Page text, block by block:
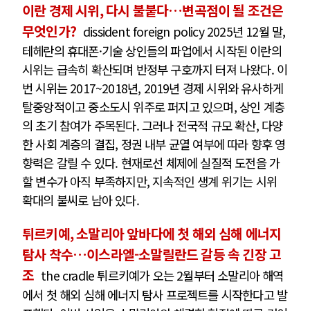
이란 경제 시위, 다시 불붙다…변곡점이 될 조건은
무엇인가? dissident foreign policy 2025년 12월 말,
테헤란의 휴대폰·기술 상인들의 파업에서 시작된 이란의
시위는 급속히 확산되며 반정부 구호까지 터져 나왔다. 이
번 시위는 2017~2018년, 2019년 경제 시위와 유사하게
탈중앙적이고 중소도시 위주로 퍼지고 있으며, 상인 계층
의 초기 참여가 주목된다. 그러나 전국적 규모 확산, 다양
한 사회 계층의 결집, 정권 내부 균열 여부에 따라 향후 영
향력은 갈릴 수 있다. 현재로선 체제에 실질적 도전을 가
할 변수가 아직 부족하지만, 지속적인 생계 위기는 시위
확대의 불씨로 남아 있다.
튀르키예, 소말리아 앞바다에 첫 해외 심해 에너지
탐사 착수…이스라엘-소말릴란드 갈등 속 긴장 고
조 the cradle 튀르키예가 오는 2월부터 소말리아 해역
에서 첫 해외 심해 에너지 탐사 프로젝트를 시작한다고 발